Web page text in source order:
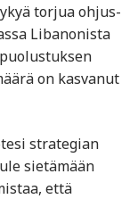
torjua ohjus-
Libanonista
on kasvanut
strategian
sietämään
että